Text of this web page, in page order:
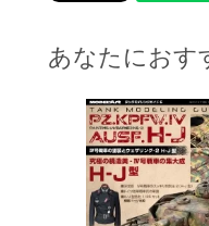
あなたにおす